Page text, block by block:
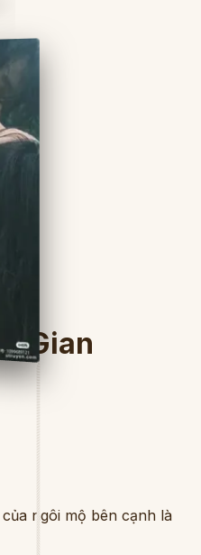
Gian
ngôi mộ bên cạnh là